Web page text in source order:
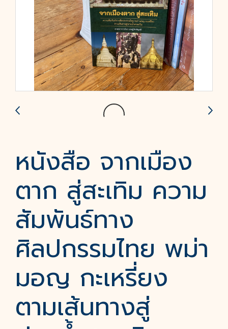
หนังสือ จากเมือง
ตาก สู่สะเทิม ความ
สัมพันธ์ทาง
ศิลปกรรมไทย พม่า
มอญ กะเหรี่ยง
ตามเส้นทางสู่